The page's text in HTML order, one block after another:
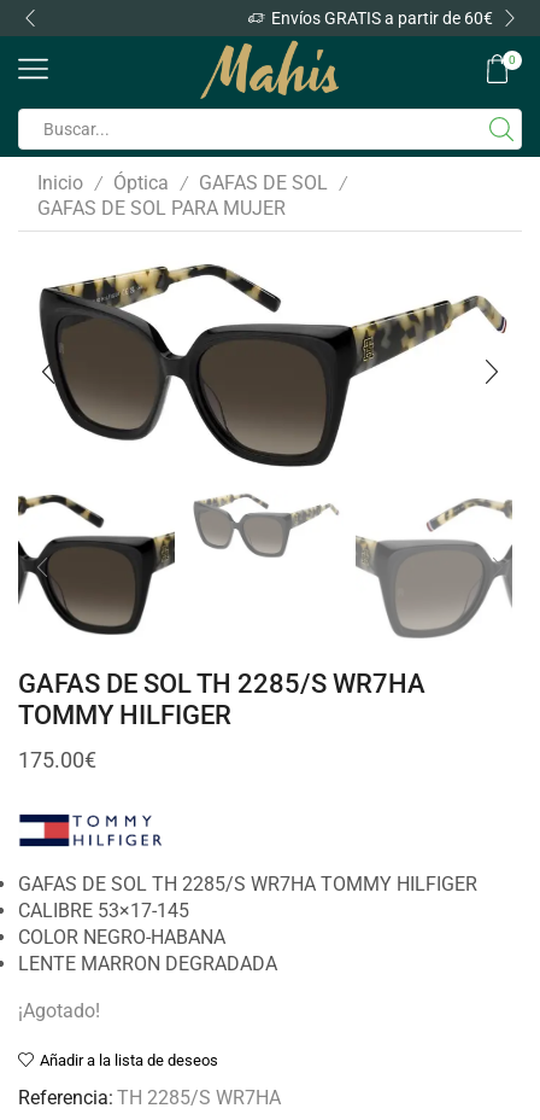
Envíos GRATIS a partir de 60€
0
Inicio / Óptica / GAFAS DE SOL /
GAFAS DE SOL PARA MUJER
GAFAS DE SOL TH 2285/S WR7HA
TOMMY HILFIGER
175.00€
GAFAS DE SOL TH 2285/S WR7HA TOMMY HILFIGER
CALIBRE 53×17-145
COLOR NEGRO-HABANA
LENTE MARRON DEGRADADA
¡Agotado!
Añadir a la lista de deseos
Referencia: TH 2285/S WR7HA